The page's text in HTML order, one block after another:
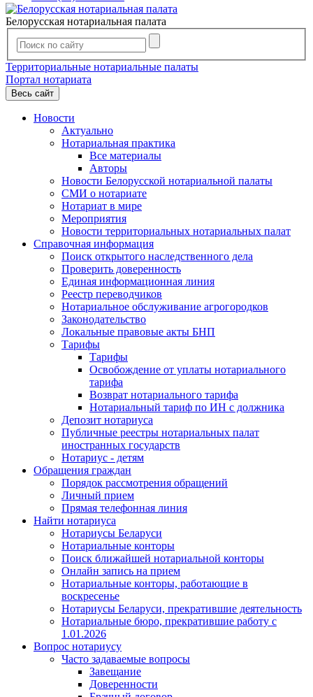
Белорусская нотариальная палата
Территориальные нотариальные палаты
Портал нотариата
Весь сайт
Новости
Актуально
Нотариальная практика
Все материалы
Авторы
Новости Белорусской нотариальной палаты
СМИ о нотариате
Нотариат в мире
Мероприятия
Новости территориальных нотариальных палат
Справочная информация
Поиск открытого наследственного дела
Проверить доверенность
Единая информационная линия
Реестр переводчиков
Нотариальное обслуживание агрогородков
Законодательство
Локальные правовые акты БНП
Тарифы
Тарифы
Освобождение от уплаты нотариального
тарифа
Возврат нотариального тарифа
Нотариальный тариф по ИН с должника
Депозит нотариуса
Публичные реестры нотариальных палат
иностранных государств
Нотариус - детям
Обращения граждан
Порядок рассмотрения обращений
Личный прием
Прямая телефонная линия
Найти нотариуса
Нотариусы Беларуси
Нотариальные конторы
Поиск ближайшей нотариальной конторы
Онлайн запись на прием
Нотариальные конторы, работающие в
воскресенье
Нотариусы Беларуси, прекратившие деятельность
Нотариальные бюро, прекратившие работу с
1.01.2026
Вопрос нотариусу
Часто задаваемые вопросы
Завещание
Доверенности